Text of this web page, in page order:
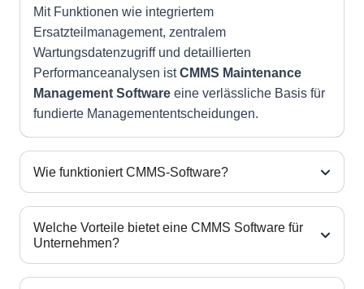
Mit Funktionen wie integriertem
Ersatzteilmanagement, zentralem
Wartungsdatenzugriff und detaillierten
Performanceanalysen istCMMS Maintenance
Management Software eine verlässliche Basis für
fundierte Managemententscheidungen.
Wie funktioniert CMMS-Software?
Welche Vorteile bietet eine CMMS Software für
Unternehmen?